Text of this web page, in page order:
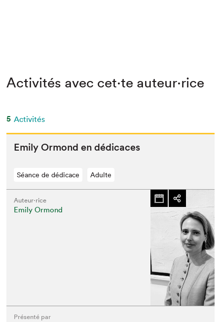
Activités avec cet·te auteur·rice
5 Activités
Emi­ly Ormond en dédicaces
Séance de dédicace Adulte
Auteur·rice
Emily Ormond
Présenté par